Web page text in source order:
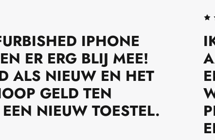
IPHONE
ER ERG BLIJ MEE!
ALS NIEUW EN HET
GELD TEN
NIEUW TOESTEL.